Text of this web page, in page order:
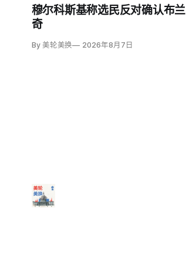
穆尔科斯基称选民反对确认布兰
奇
By 美轮美换 2026年8月7日